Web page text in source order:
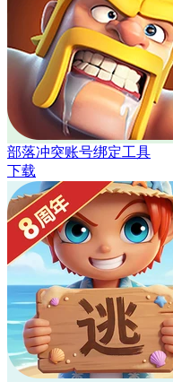
部落冲突账号绑定工具
下载